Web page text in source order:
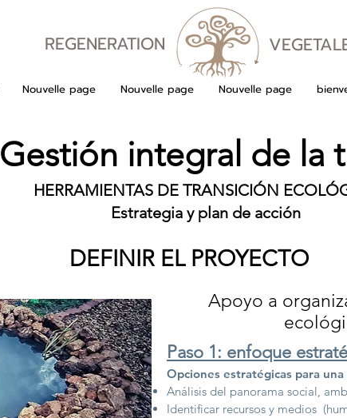
REGENERATION
Nouvelle page Nouvelle page Nouvelle page
Gestión integral de la
HERRAMIENTAS DE TRANSICIÓN
Estrategia y plan de acción
DEFINIR EL PROYECTO
Apoyo a
Paso 1: enfoque
Opciones estratégicas para
Análisis del panorama social,
Identificar recursos y medios